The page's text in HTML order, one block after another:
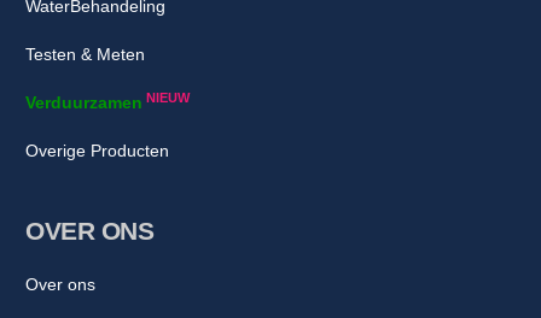
WaterBehandeling
Testen & Meten
Verduurzamen NIEUW
Overige Producten
OVER ONS
Over ons